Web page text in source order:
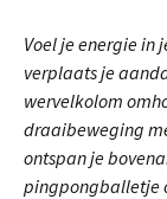
Voel je energie in
verplaats je
wervelkolom
draaibeweging
ontspan je
pingpongballetje